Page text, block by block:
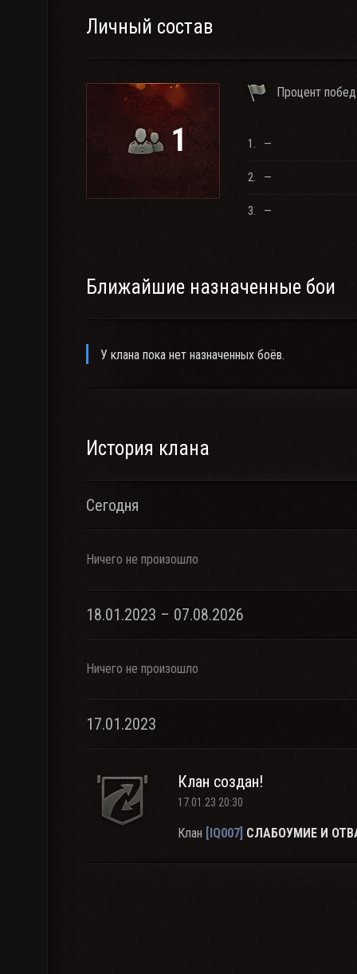
Личный состав
1
Процент побед
1. —
2. —
3. —
Ближайшие назначенные бои
У клана пока нет назначенных боёв.
История клана
Сегодня
Ничего не произошло
18.01.2023 – 07.08.2026
Ничего не произошло
17.01.2023
Клан создан!
17.01.23 20:30
Клан [IQ007] СЛAБОУМИЕ И